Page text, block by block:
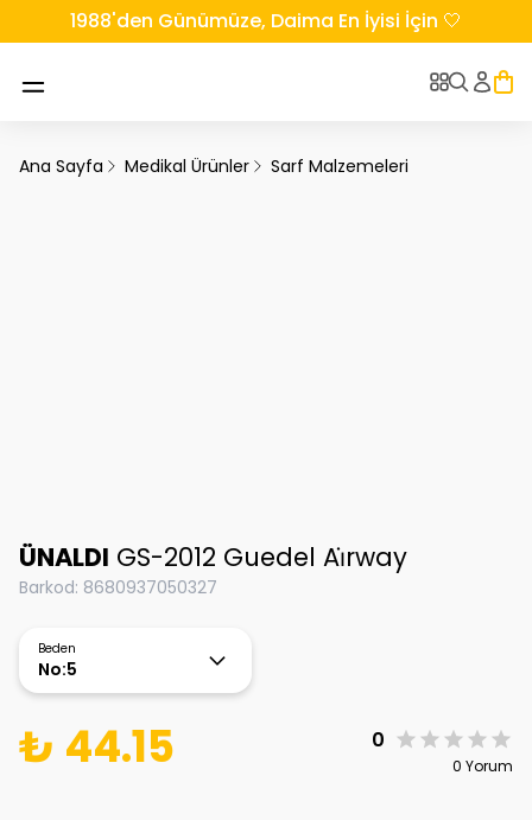
1988'den Günümüze, Daima En İyisi İçin 🤍
Ana Sayfa Medikal Ürünler Sarf Malzemeleri
ÜNALDI GS-2012 Guedel Ai̇rway
Barkod: 8680937050327
Beden
No:5
₺ 44.15 0
0 Yorum